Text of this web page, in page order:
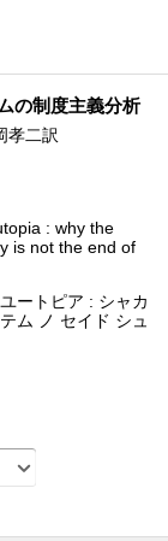
の制度主義分析
孝二訳
: why the
is not the end of
ートピア : シャカ
ム ノ セイド シュ